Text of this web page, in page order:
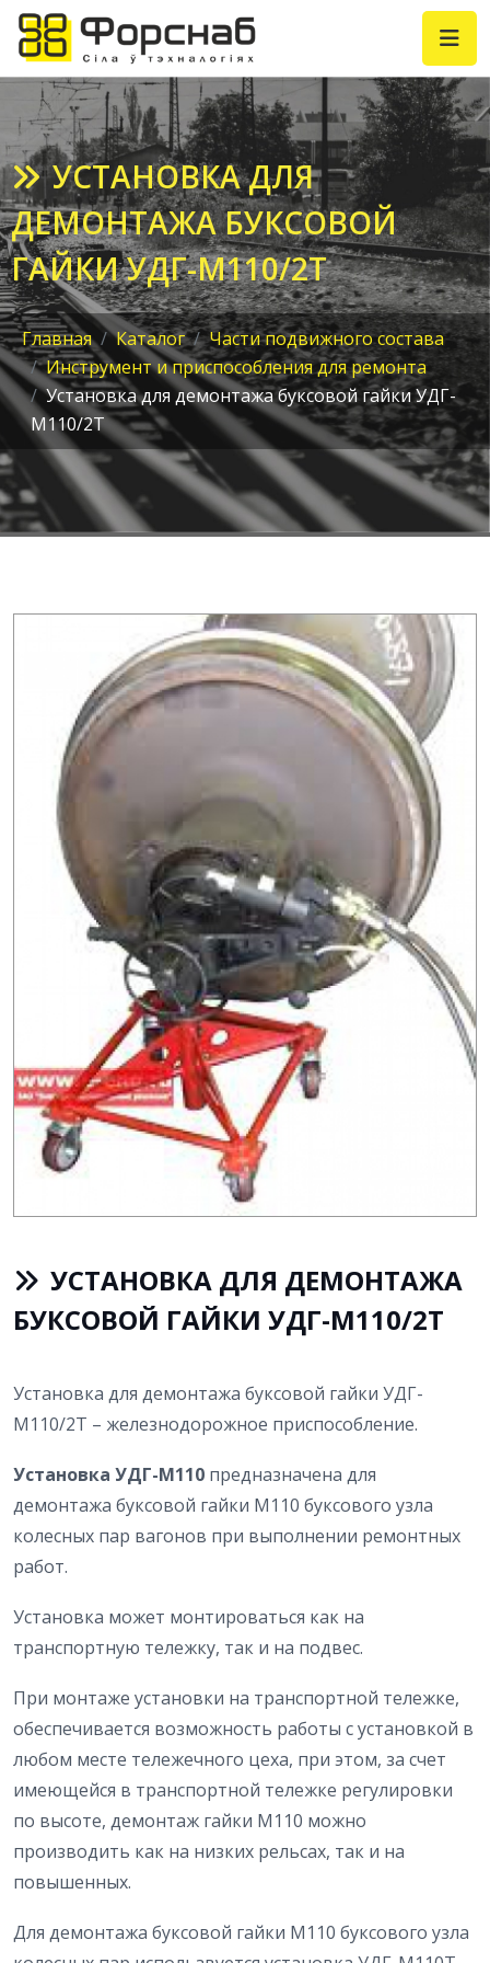
УСТАНОВКА ДЛЯ
ДЕМОНТАЖА БУКСОВОЙ
ГАЙКИ УДГ-М110/2Т
Главная Каталог
Части подвижного состава
Инструмент и приспособления для ремонта
Установка для демонтажа буксовой гайки УДГ-
М110/2Т
УСТАНОВКА ДЛЯ ДЕМОНТАЖА
БУКСОВОЙ ГАЙКИ УДГ-М110/2Т
Установка для демонтажа буксовой гайки УДГ-
М110/2Т – железнодорожное приспособление.
Установка УДГ-М110 предназначена для
демонтажа буксовой гайки М110 буксового узла
колесных пар вагонов при выполнении ремонтных
работ.
Установка может монтироваться как на
транспортную тележку, так и на подвес.
При монтаже установки на транспортной тележке,
обеспечивается возможность работы с установкой в
любом месте тележечного цеха, при этом, за счет
имеющейся в транспортной тележке регулировки
по высоте, демонтаж гайки М110 можно
производить как на низких рельсах, так и на
повышенных.
Для демонтажа буксовой гайки М110 буксового узла